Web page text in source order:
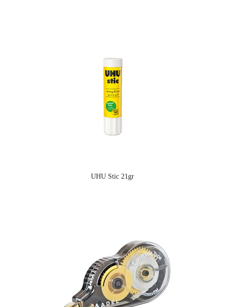
UHU Stic 21gr